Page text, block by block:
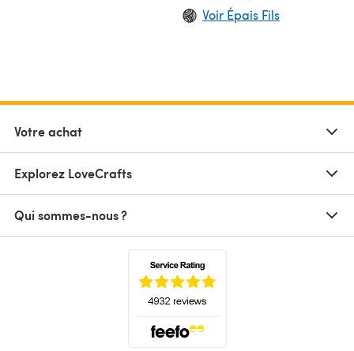
Voir Épais Fils
Votre achat
Explorez LoveCrafts
Qui sommes-nous ?